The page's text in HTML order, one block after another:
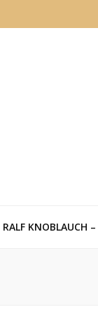
RALF KNOBLAUCH